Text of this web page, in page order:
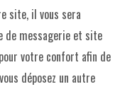
site, il vous sera
de messagerie et site
votre confort afin de
déposez un autre